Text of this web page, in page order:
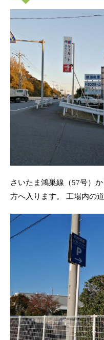
さいたま鴻巣線（57号）
方へ入ります。 工場内の